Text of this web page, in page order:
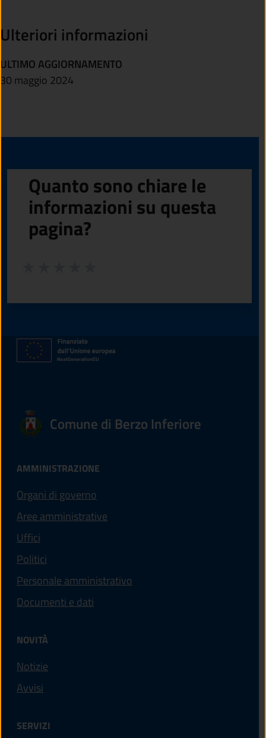
Ulteriori informazioni
ULTIMO AGGIORNAMENTO
30 maggio 2024
Quanto sono chiare le
informazioni su questa
pagina?
Comune di Berzo Inferiore
AMMINISTRAZIONE
Organi di governo
Aree amministrative
Uffici
Politici
Personale amministrativo
Documenti e dati
NOVITÀ
Notizie
Avvisi
SERVIZI